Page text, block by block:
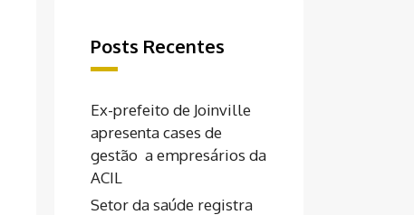
Posts Recentes
Ex-prefeito de Joinville
apresenta cases de
gestão a empresários da
ACIL
Setor da saúde registra